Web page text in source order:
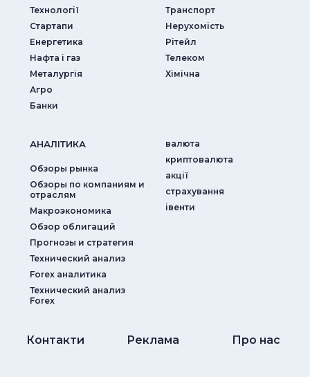
Технології
Стартапи
Енергетика
Нафта і газ
Металургія
Агро
Банки
Транспорт
Нерухомість
Рітейл
Телеком
Хімічна
АНАЛIТИКА
Обзоры рынка
Обзоры по компаниям и
отраслям
Макроэкономика
Обзор облигаций
Прогнозы и стратегия
Технический анализ
Forex аналитика
Технический анализ
Forex
валюта
криптовалюта
акції
страхування
iвенти
Контакти Реклама Про нас